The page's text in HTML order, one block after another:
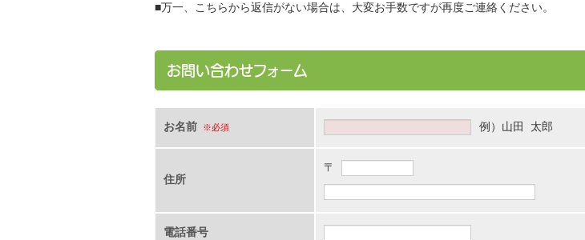
■万一、こちらから返信がない場合は、大変お手数ですが再度ご連絡ください。
お問い合わせフォーム
お名前 ※必須 例）山田 太郎
住所
〒
電話番号